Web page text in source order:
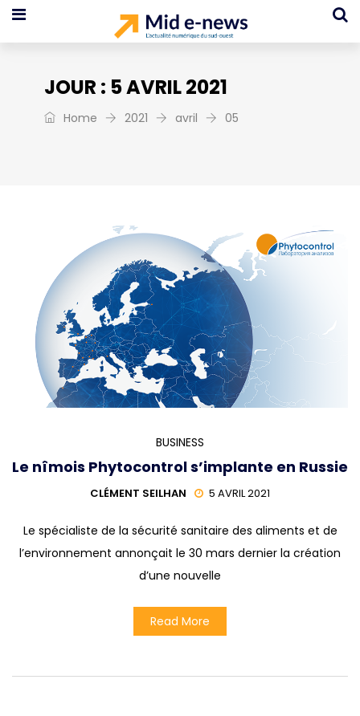
JOUR : 5 AVRIL 2021
Home 2021 avril 05
BUSINESS
Le nîmois Phytocontrol s’implante en Russie
CLÉMENT SEILHAN 5 AVRIL 2021
Le spécialiste de la sécurité sanitaire des aliments et de
l’environnement annonçait le 30 mars dernier la création
d’une nouvelle
Read More